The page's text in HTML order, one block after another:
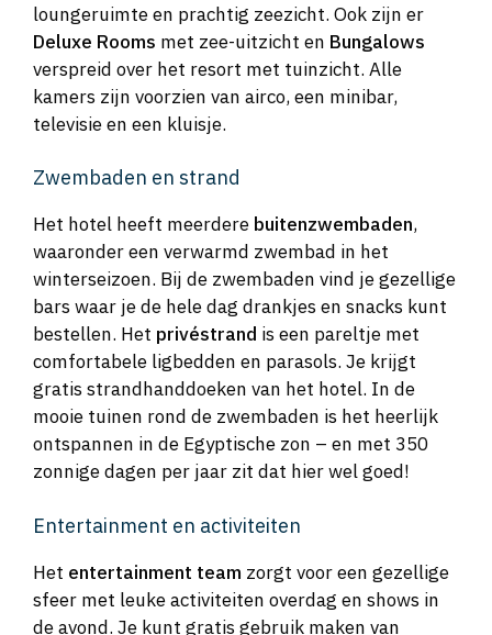
loungeruimte en prachtig zeezicht. Ook zijn er
Deluxe Rooms met zee-uitzicht en Bungalows
verspreid over het resort met tuinzicht. Alle
kamers zijn voorzien van airco, een minibar,
televisie en een kluisje.
Zwembaden en strand
Het hotel heeft meerdere buitenzwembaden,
waaronder een verwarmd zwembad in het
winterseizoen. Bij de zwembaden vind je gezellige
bars waar je de hele dag drankjes en snacks kunt
bestellen. Het privéstrand is een pareltje met
comfortabele ligbedden en parasols. Je krijgt
gratis strandhanddoeken van het hotel. In de
mooie tuinen rond de zwembaden is het heerlijk
ontspannen in de Egyptische zon – en met 350
zonnige dagen per jaar zit dat hier wel goed!
Entertainment en activiteiten
Het entertainment team zorgt voor een gezellige
sfeer met leuke activiteiten overdag en shows in
de avond. Je kunt gratis gebruik maken van